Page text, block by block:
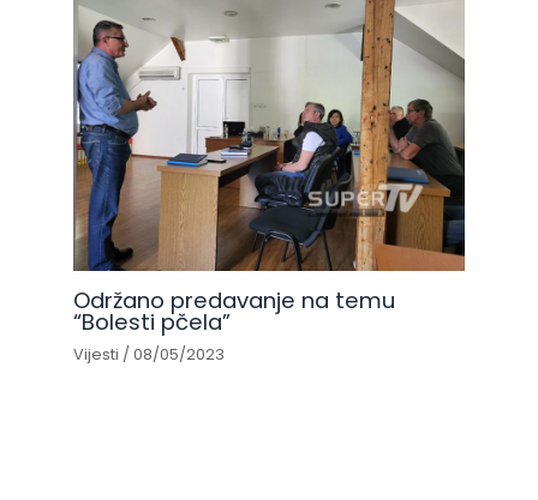
Održano predavanje na temu
“Bolesti pčela”
Vijesti /08/05/2023